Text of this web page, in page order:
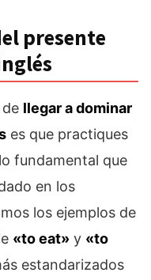
presente
llegar a dominar
es que practiques
fundamental que
en los
los ejemplos de
«to eat» y «to
estandarizados